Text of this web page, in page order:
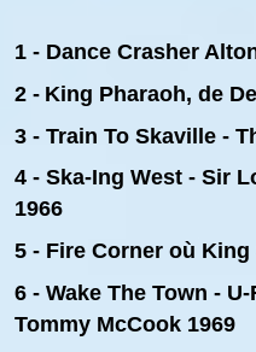
1 - Dance Crasher
2 - King Pharaoh, de
3 - Train To Skaville -
4 - Ska-Ing West - Sir
1966
5 - Fire Corner où
6 - Wake The Town -
Tommy McCook 1969